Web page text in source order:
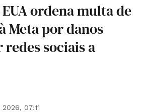
ordena multa de
Meta por danos
redes sociais a
07:11